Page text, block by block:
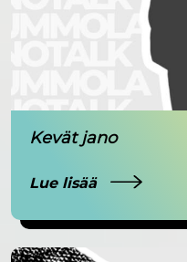
Kevät jano
Lue lisää